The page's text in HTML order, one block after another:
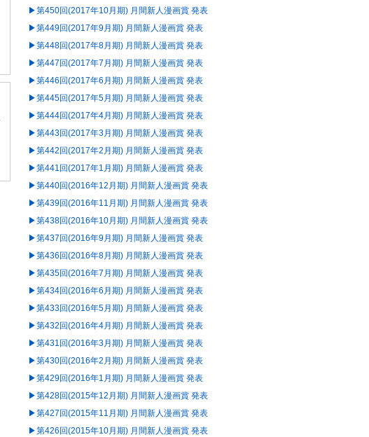
▶︎第450回(2017年10月期) 月間新人漫画賞 発表
▶︎第449回(2017年9月期) 月間新人漫画賞 発表
▶︎第448回(2017年8月期) 月間新人漫画賞 発表
▶︎第447回(2017年7月期) 月間新人漫画賞 発表
▶︎第446回(2017年6月期) 月間新人漫画賞 発表
▶︎第445回(2017年5月期) 月間新人漫画賞 発表
▶︎第444回(2017年4月期) 月間新人漫画賞 発表
▶︎第443回(2017年3月期) 月間新人漫画賞 発表
▶︎第442回(2017年2月期) 月間新人漫画賞 発表
▶︎第441回(2017年1月期) 月間新人漫画賞 発表
▶︎第440回(2016年12月期) 月間新人漫画賞 発表
▶︎第439回(2016年11月期) 月間新人漫画賞 発表
▶︎第438回(2016年10月期) 月間新人漫画賞 発表
▶︎第437回(2016年9月期) 月間新人漫画賞 発表
▶︎第436回(2016年8月期) 月間新人漫画賞 発表
▶︎第435回(2016年7月期) 月間新人漫画賞 発表
▶︎第434回(2016年6月期) 月間新人漫画賞 発表
▶︎第433回(2016年5月期) 月間新人漫画賞 発表
▶︎第432回(2016年4月期) 月間新人漫画賞 発表
▶︎第431回(2016年3月期) 月間新人漫画賞 発表
▶︎第430回(2016年2月期) 月間新人漫画賞 発表
▶︎第429回(2016年1月期) 月間新人漫画賞 発表
▶︎第428回(2015年12月期) 月間新人漫画賞 発表
▶︎第427回(2015年11月期) 月間新人漫画賞 発表
▶︎第426回(2015年10月期) 月間新人漫画賞 発表